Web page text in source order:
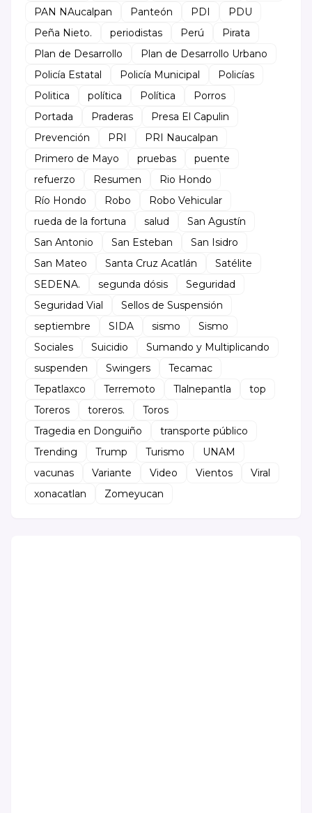
PAN NAucalpan
Panteón PDI
PDU
Peña Nieto.
periodistas Perú
Pirata
Plan de Desarrollo
Plan de Desarrollo Urbano
Policía Estatal
Policía Municipal
Policías
Politica
política Política
Porros
Portada
Praderas
Presa El Capulin
Prevención
PRI
PRI Naucalpan
Primero de Mayo
pruebas
puente
refuerzo
Resumen
Rio Hondo
Río Hondo
Robo
Robo Vehicular
rueda de la fortuna
salud
San Agustín
San Antonio
San Esteban
San Isidro
San Mateo
Santa Cruz Acatlán
Satélite
SEDENA.
segunda dósis
Seguridad
Seguridad Vial
Sellos de Suspensión
septiembre
SIDA sismo
Sismo
Sociales
Suicidio
Sumando y Multiplicando
suspenden
Swingers
Tecamac
Tepatlaxco
Terremoto Tlalnepantla
top
Toreros
toreros.
Toros
Tragedia en Donguiño
transporte público
Trending
Trump Turismo
UNAM
vacunas
Variante Video Vientos
Viral
xonacatlan
Zomeyucan